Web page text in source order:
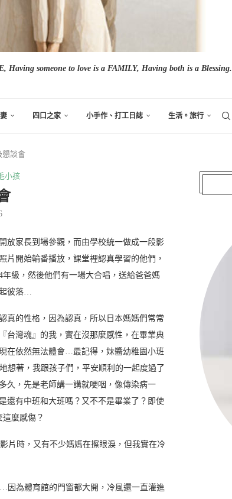
Having someone to love is a FAMILY, Having both is a Blessing.
四口之家 小手作、打工日誌 生活。旅行
懇談會
小孩
放家長到場參觀，而由學校統一做成一段影
片開始輪番播放，課堂裡認真學習的他們，
級，然後他們有一場大合唱，送給爸爸媽
彼落…
真的性格，因為認真，所以日本媽媽們常常
台灣魂』的我，實在沒那麼感性，在畢業典
在依然無法體會…最記得，妹醬幼稚園小班
想著，我跟孩子們，平安順利的一起度過了
久，先是老師講一講就哽咽，像傳染病一
還有中班和大班嗎？又不不是畢業了？即使
麼感傷？
片時，又有不少媽媽在擦眼淚，但我實在冷
因為體育館的門窗都大開，冷風還一直灌進